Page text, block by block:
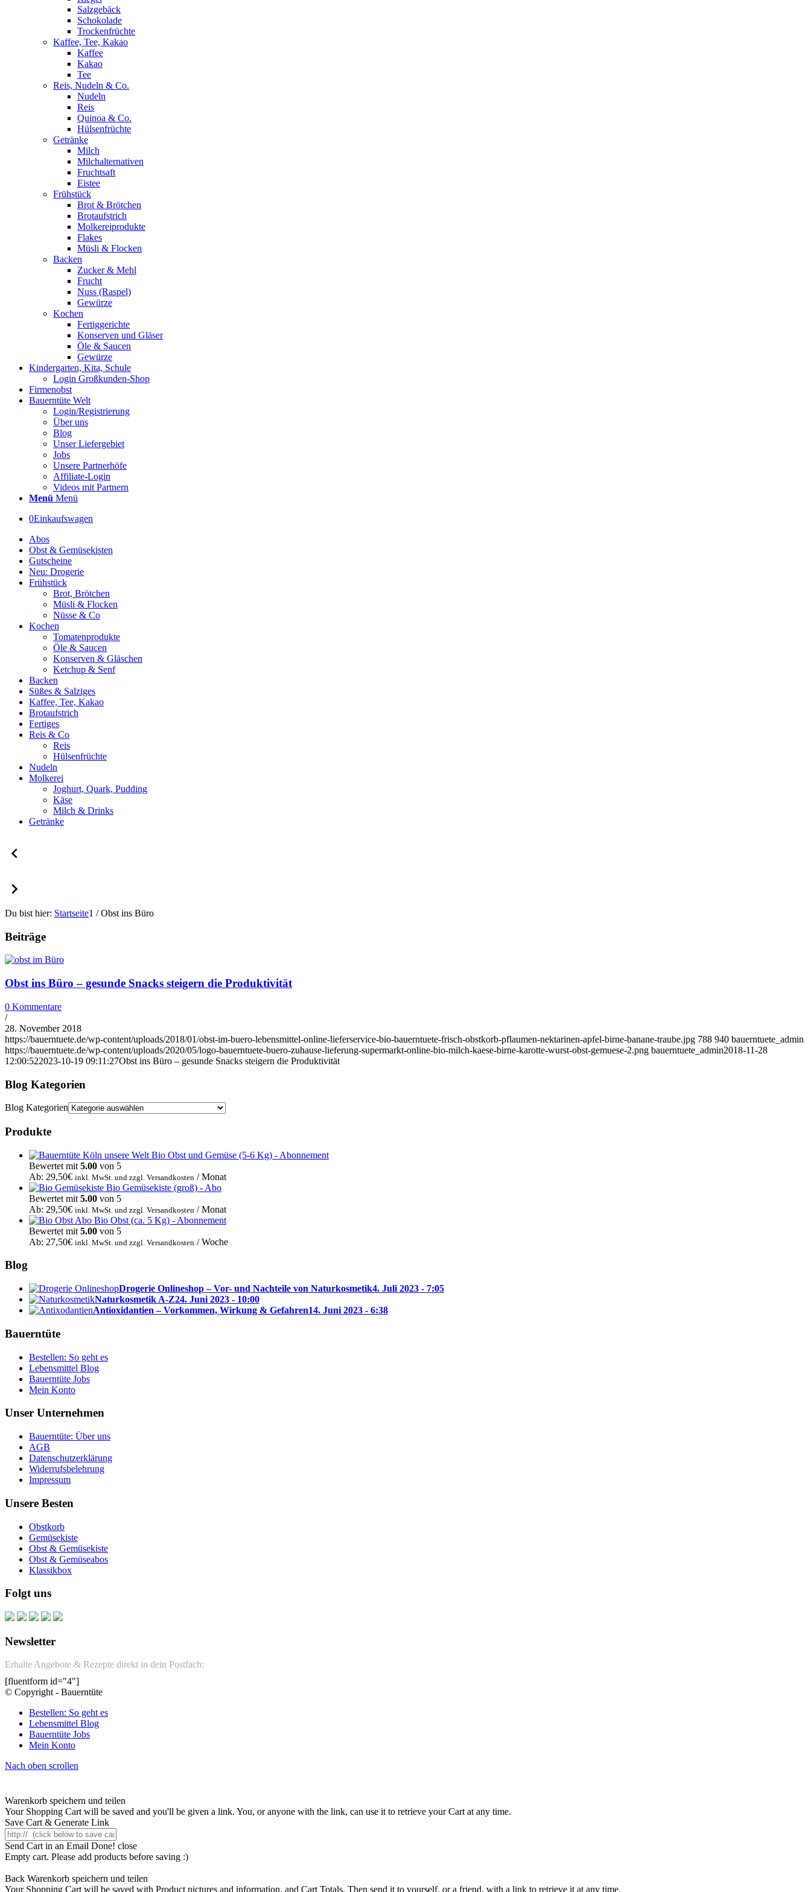
Salzgebäck
Schokolade
Trockenfrüchte
Kaffee, Tee, Kakao
Kaffee
Kakao
Tee
Reis, Nudeln & Co.
Nudeln
Reis
Quinoa & Co.
Hülsenfrüchte
Getränke
Milch
Milchalternativen
Fruchtsaft
Eistee
Frühstück
Brot & Brötchen
Brotaufstrich
Molkereiprodukte
Flakes
Müsli & Flocken
Backen
Zucker & Mehl
Frucht
Nuss (Raspel)
Gewürze
Kochen
Fertiggerichte
Konserven und Gläser
Öle & Saucen
Gewürze
Kindergarten, Kita, Schule
Login Großkunden-Shop
Firmenobst
Bauerntüte Welt
Login/Registrierung
Über uns
Blog
Unser Liefergebiet
Jobs
Unsere Partnerhöfe
Affiliate-Login
Videos mit Partnern
Menü Menü
0Einkaufswagen
Abos
Obst & Gemüsekisten
Gutscheine
Neu: Drogerie
Frühstück
Brot, Brötchen
Müsli & Flocken
Nüsse & Co
Kochen
Tomatenprodukte
Öle & Saucen
Konserven & Gläschen
Ketchup & Senf
Backen
Süßes & Salziges
Kaffee, Tee, Kakao
Brotaufstrich
Fertiges
Reis & Co
Reis
Hülsenfrüchte
Nudeln
Molkerei
Joghurt, Quark, Pudding
Käse
Milch & Drinks
Getränke
Du bist hier: Startseite1 / Obst ins Büro
Beiträge
Obst ins Büro – gesunde Snacks steigern die Produktivität
0 Kommentare
/
28. November 2018
https://bauerntuete.de/wp-content/uploads/2018/01/obst-im-buero-lebensmittel-online-lieferservice-bio-bauerntuete-frisch-obstkorb-pflaumen-nektarinen-apfel-birne-banane-traube.jpg 788 940 bauerntuete_admin
https://bauerntuete.de/wp-content/uploads/2020/05/logo-bauerntuete-buero-zuhause-lieferung-supermarkt-online-bio-milch-kaese-birne-karotte-wurst-obst-gemuese-2.png bauerntuete_admin2018-11-28
12:00:522023-10-19 09:11:27Obst ins Büro – gesunde Snacks steigern die Produktivität
Blog Kategorien
Blog Kategorien
Produkte
Bio Obst und Gemüse (5-6 Kg) - Abonnement
Bewertet mit 5.00 von 5
Ab: 29,50€ inkl. MwSt. und zzgl. Versandkosten / Monat
Bio Gemüsekiste (groß) - Abo
Bewertet mit 5.00 von 5
Ab: 29,50€ inkl. MwSt. und zzgl. Versandkosten / Monat
Bio Obst (ca. 5 Kg) - Abonnement
Bewertet mit 5.00 von 5
Ab: 27,50€ inkl. MwSt. und zzgl. Versandkosten / Woche
Blog
Drogerie Onlineshop – Vor- und Nachteile von Naturkosmetik4. Juli 2023 - 7:05
Naturkosmetik A-Z24. Juni 2023 - 10:00
Antioxidantien – Vorkommen, Wirkung & Gefahren14. Juni 2023 - 6:38
Bauerntüte
Bestellen: So geht es
Lebensmittel Blog
Bauerntüte Jobs
Mein Konto
Unser Unternehmen
Bauerntüte: Über uns
AGB
Datenschutzerklärung
Widerrufsbelehrung
Impressum
Unsere Besten
Obstkorb
Gemüsekiste
Obst & Gemüsekiste
Obst & Gemüseabos
Klassikbox
Folgt uns
Newsletter
Erhalte Angebote & Rezepte direkt in dein Postfach:
[fluentform id="4"]
© Copyright - Bauerntüte
Bestellen: So geht es
Lebensmittel Blog
Bauerntüte Jobs
Mein Konto
Nach oben scrollen
Warenkorb speichern und teilen
Your Shopping Cart will be saved and you'll be given a link. You, or anyone with the link, can use it to retrieve your Cart at any time.
Save Cart & Generate Link
Send Cart in an Email Done! close
Empty cart. Please add products before saving :)
Back Warenkorb speichern und teilen
Your Shopping Cart will be saved with Product pictures and information, and Cart Totals. Then send it to yourself, or a friend, with a link to retrieve it at any time.